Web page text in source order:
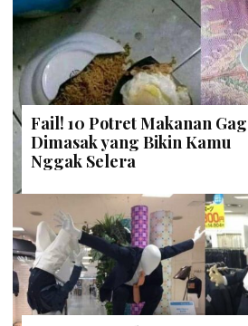
Fail! 10 Potret Makanan
Dimasak yang Bikin Kamu
Nggak Selera